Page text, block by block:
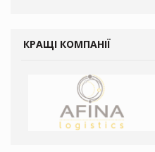
КРАЩІ КОМПАНІЇ